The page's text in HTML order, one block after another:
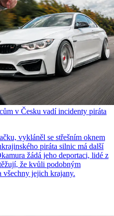
v Česku vadí incidenty piráta
vykláněl se střešním oknem
piráta silnic má další
žádá jeho deportaci, lidé z
že kvůli podobným
všechny jejich krajany.